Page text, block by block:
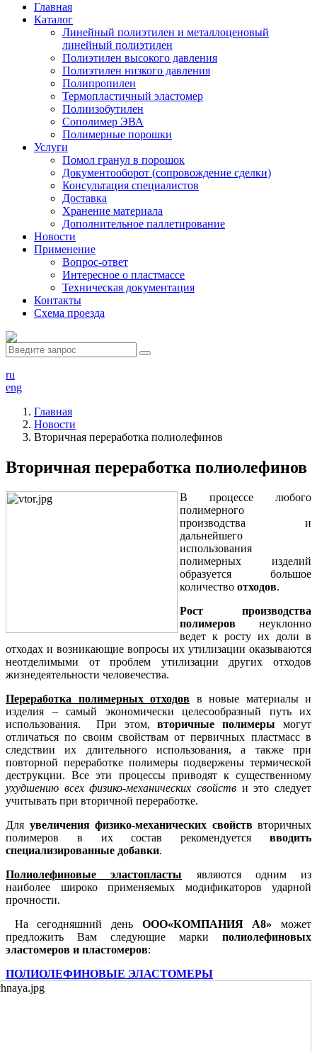
Главная
Каталог
Линейный полиэтилен и металлоценовый
линейный полиэтилен
Полиэтилен высокого давления
Полиэтилен низкого давления
Полипропилен
Термопластичный эластомер
Полиизобутилен
Сополимер ЭВА
Полимерные порошки
Услуги
Помол гранул в порошок
Документооборот (сопровождение сделки)
Консультация специалистов
Доставка
Хранение материала
Дополнительное паллетирование
Новости
Применение
Вопрос-ответ
Интересное о пластмассе
Техническая документация
Контакты
Схема проезда
ru
eng
Главная
Новости
Вторичная переработка полиолефинов
Вторичная переработка полиолефинов
В процессе любого
полимерного
производства и
дальнейшего
использования
полимерных изделий
образуется большое
количество отходов.
Рост производства
полимеров неуклонно
ведет к росту их доли в
отходах и возникающие вопросы их утилизации оказываются
неотделимыми от проблем утилизации других отходов
жизнедеятельности человечества.
Переработка полимерных отходов в новые материалы и
изделия – самый экономически целесообразный путь их
использования. При этом,вторичные полимеры могут
отличаться по своим свойствам от первичных пластмасс в
следствии их длительного использования, а также при
повторной переработке полимеры подвержены термической
деструкции. Все эти процессы приводят к существенному
ухудшению всех физико-механических свойств и это следует
учитывать при вторичной переработке.
Для увеличения физико-механических свойстввторичных
полимеров в их состав рекомендуется вводить
специализированные добавки.
Полиолефиновые эластопласты являются одним из
наиболее широко применяемых модификаторов ударной
прочности.
На сегодняшний день ООО«КОМПАНИЯ А8» может
предложить Вам следующие марки полиолефиновых
эластомеров и пластомеров:
ПОЛИОЛЕФИНОВЫЕ ЭЛАСТОМЕРЫ